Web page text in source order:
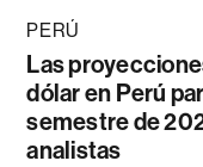
PERÚ
Las
dólar en Perú
semestre de
analistas